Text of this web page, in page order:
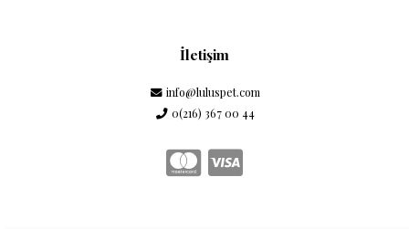
İletişim
info@luluspet.com
0(216) 367 00 44